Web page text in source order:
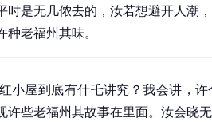
时是无几侬去的，汝若想避开人潮
老福州其味。
小屋到底有什乇讲究？我会讲，
许些老福州其故事在里面。汝会晓